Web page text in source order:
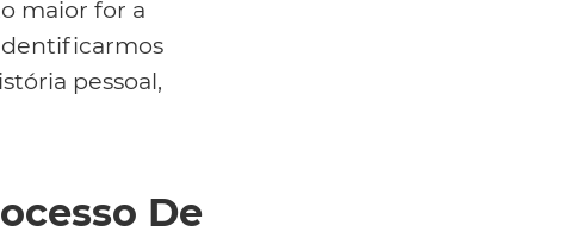
maior for a
pessoal,
De